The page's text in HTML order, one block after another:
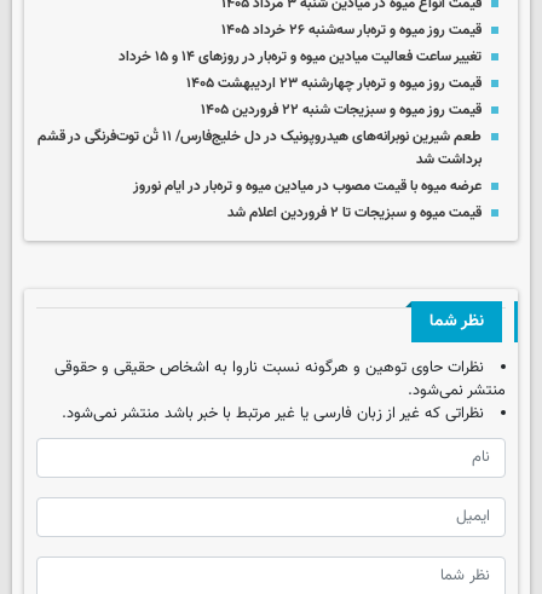
قیمت روز میوه‌ و تره‌بار سه‌شنبه ۲۶ خرداد ۱۴۰۵
تغییر ساعت فعالیت میادین میوه و تره‌بار در روزهای ۱۴ و ۱۵ خرداد
قیمت روز میوه و تره‌بار چهارشنبه ۲۳ اردیبهشت ۱۴۰۵
قیمت روز میوه و سبزیجات شنبه ۲۲ فروردین ۱۴۰۵
طعم شیرین نوبرانه‌های هیدروپونیک در دل خلیج‌فارس/ ۱۱ تُن توت‌فرنگی در قشم
برداشت شد
عرضه میوه با قیمت مصوب در میادین میوه و تره‌بار در ایام نوروز
قیمت میوه و سبزیجات تا ۲ فروردین اعلام شد
نظر شما
نظرات حاوی توهین و هرگونه نسبت ناروا به اشخاص حقیقی و حقوقی
منتشر نمی‌شود.
نظراتی که غیر از زبان فارسی یا غیر مرتبط با خبر باشد منتشر نمی‌شود.